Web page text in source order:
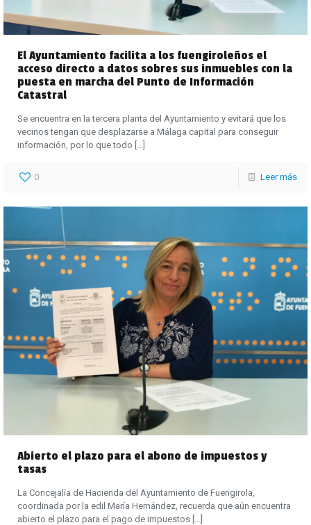
El Ayuntamiento facilita a los fuengiroleños el
acceso directo a datos sobres sus inmuebles con la
puesta en marcha del Punto de Información
Catastral
Se encuentra en la tercera planta del Ayuntamiento y evitará que los
vecinos tengan que desplazarse a Málaga capital para conseguir
información, por lo que todo
0 Leer más
Abierto el plazo para el abono de impuestos y
tasas
La Concejalía de Hacienda del Ayuntamiento de Fuengirola,
coordinada por la edil María Hernández, recuerda que aún encuentra
abierto el plazo para el pago de impuestos […]